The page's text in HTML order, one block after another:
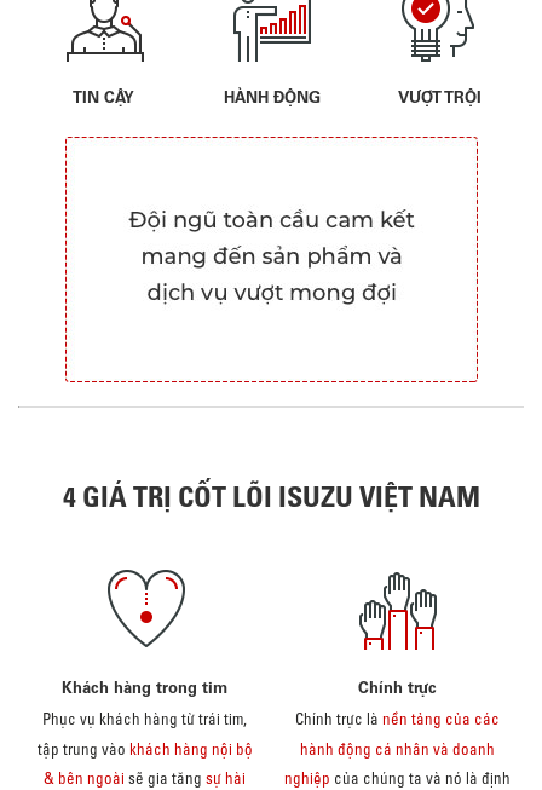
TIN CẬY HÀNH ĐỘNG VƯỢT TRỘI
4 GIÁ TRỊ CỐT LÕI ISUZU VIỆT NAM
Khách hàng trong tim
Phục vụ khách hàng từ trái tim,
tập trung vào khách hàng nội bộ
& bên ngoài sẽ gia tăng sự hài
Chính trực
Chính trực là nền tảng của các
hành động cá nhân và doanh
nghiệp của chúng ta và nó là định